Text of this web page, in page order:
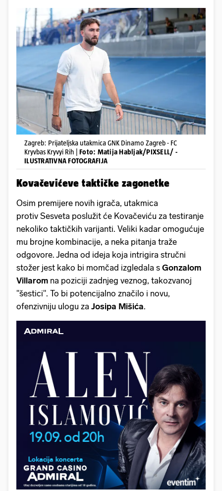
Zagreb: Prijateljska utakmica GNK Dinamo Zagreb - FC
Kryvbas Kryvyi Rih | Foto: Matija Habljak/PIXSELL/ -
ILUSTRATIVNA FOTOGRAFIJA
Kovačevićeve taktičke zagonetke
Osim premijere novih igrača, utakmica
protiv Sesveta poslužit će Kovačeviću za testiranje
nekoliko taktičkih varijanti. Veliki kadar omogućuje
mu brojne kombinacije, a neka pitanja traže
odgovore. Jedna od ideja koja intrigira stručni
stožer jest kako bi momčad izgledala s Gonzalom
Villarom na poziciji zadnjeg veznog, takozvanoj
"šestici". To bi potencijalno značilo i novu,
ofenzivniju ulogu za Josipa Mišića.